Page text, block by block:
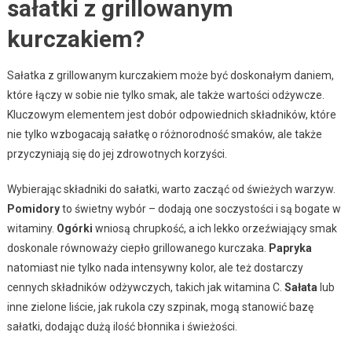
sałatki z grillowanym
kurczakiem?
Sałatka z grillowanym kurczakiem może być doskonałym daniem,
które łączy w sobie nie tylko smak, ale także wartości odżywcze.
Kluczowym elementem jest dobór odpowiednich składników, które
nie tylko wzbogacają sałatkę o różnorodność smaków, ale także
przyczyniają się do jej zdrowotnych korzyści.
Wybierając składniki do sałatki, warto zacząć od świeżych warzyw.
Pomidoryto świetny wybór – dodają one soczystości i są bogate w
witaminy. Ogórki wniosą chrupkość, a ich lekko orzeźwiający smak
doskonale równoważy ciepło grillowanego kurczaka.
Papryka
natomiast nie tylko nada intensywny kolor, ale też dostarczy
cennych składników odżywczych, takich jak witamina C. Sałata lub
inne zielone liście, jak rukola czy szpinak, mogą stanowić bazę
sałatki, dodając dużą ilość błonnika i świeżości.